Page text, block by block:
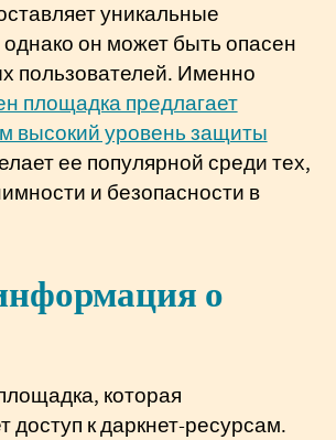
уникальные
он может быть опасен
пользователей. Именно
площадка предлагает
высокий уровень защиты
ее популярной среди тех,
и безопасности в
о
которая
доступ к даркнет-ресурсам.